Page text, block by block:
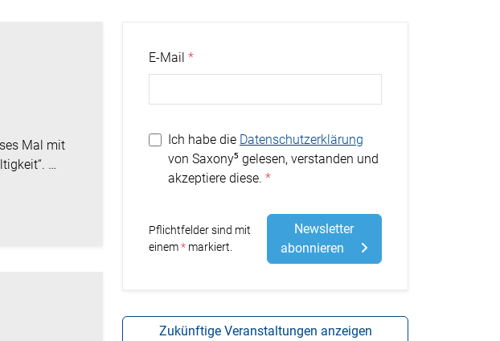
Mal mit
…
E-Mail
Ich habe die Datenschutzerklärung
von Saxony⁵ gelesen, verstanden und
akzeptiere diese.
Pflichtfelder sind mit
einem
Stern
markiert.
Newsletter
abonnieren
Zukünftige Veranstaltungen anzeigen